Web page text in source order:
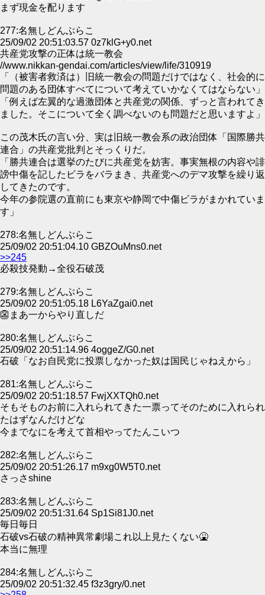
まず現金を配ります
277:名無しどんぶらこ
25/09/02 20:51:03.57 0z7klG+y0.net
共産党攻撃の正体は統一教会
//www.nikkan-gendai.com/articles/view/life/310919
「（被害者救済は）旧統一教会の問題だけではなく、社会的に
問題のある団体すべてについて考えていかなくてはならない」
「例えば左翼的な過激団体と共産党の関係、ずっと言われてき
ました。そこについて全く調べないのも問題だと思いますよ」
この茂木氏の言い分、実は旧統一教会系の政治団体「国際勝共
連合」の共産党批判とそっくりだ。
「勝共連合は選挙のたびに共産党を妨害。事実無根の内容や誹
謗中傷を記したビラをバラまき、共産党へのデマ攻撃を繰り返
してきたのです。
今年の参院選の直前にも東京や静岡で中傷ビラがまかれていま
す」
278:名無しどんぶらこ
25/09/02 20:51:04.10 GBZOuMns0.net
>>245
必殺技発動→全役石破茂
279:名無しどんぶらこ
25/09/02 20:51:05.18 L6YaZgai0.net
👺まあ一からやり直しだ
280:名無しどんぶらこ
25/09/02 20:51:14.96 4oggeZ/G0.net
石破「なお自民党に投票しなかった奴は国民じゃねえから」
281:名無しどんぶらこ
25/09/02 20:51:18.57 FwjXXTQh0.net
そもそものお前に入れられてきた一票ってそのために入れられ
たはずなんだけどな
今までなにを考えて首相やってたんこいつ
282:名無しどんぶらこ
25/09/02 20:51:26.17 m9xg0W5T0.net
さっさshine
283:名無しどんぶらこ
25/09/02 20:51:31.64 Sp1Si81J0.net
毎日毎日
石破vs石破の精神異常劇場これ以上見たくない🤮
本当に無理
284:名無しどんぶらこ
25/09/02 20:51:32.45 f3z3gry/0.net